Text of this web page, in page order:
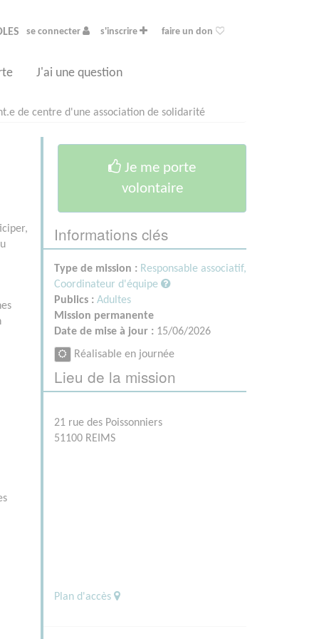
se connecter s'inscrire faire un don
J'ai une question
de centre d'une association de solidarité
Je me porte
volontaire
Informations clés
Type de mission : Responsable associatif,
Coordinateur d'équipe
Publics : Adultes
Mission permanente
Date de mise à jour : 15/06/2026
Réalisable en journée
Lieu de la mission
21 rue des Poissonniers
51100 REIMS
Plan d'accès